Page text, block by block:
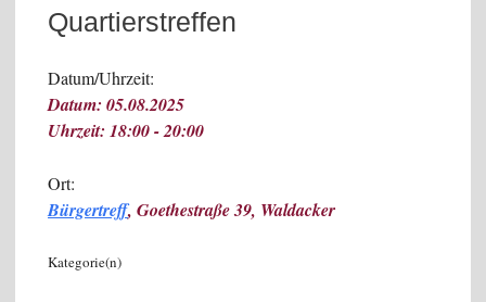
Quartierstreffen
Datum/Uhrzeit:
Datum: 05.08.2025
Uhrzeit: 18:00 - 20:00
Ort:
Bürgertreff, Goethestraße 39, Waldacker
Kategorie(n)